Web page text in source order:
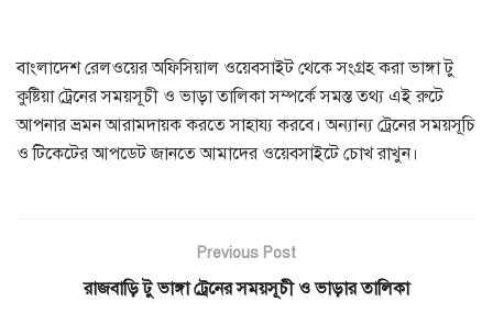
বাংলাদেশ রেলওয়ের অফিসিয়াল ওয়েবসাইট থেকে সংগ্রহ করা ভাঙ্গা টু
কুষ্টিয়া ট্রেনের সময়সূচী ও ভাড়া তালিকা সম্পর্কে সমস্ত তথ্য এই রুটে
আপনার ভ্রমন আরামদায়ক করতে সাহায্য করবে। অন্যান্য ট্রেনের সময়সূচি
ও টিকেটের আপডেট জানতে আমাদের ওয়েবসাইটে চোখ রাখুন।
Previous Post
রাজবাড়ি টু ভাঙ্গা ট্রেনের সময়সূচী ও ভাড়ার তালিকা